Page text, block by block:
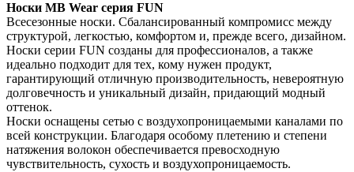
SMILE
синие
S/M
Носки MB Wear серия FUN
Всесезонные носки. Сбалансированный компромисс между
структурой, легкостью, комфортом и, прежде всего, дизайном.
Носки серии FUN созданы для профессионалов, а также
идеально подходит для тех, кому нужен продукт,
гарантирующий отличную производительность, невероятную
долговечность и уникальный дизайн, придающий модный
оттенок.
Носки оснащены сетью с воздухопроницаемыми каналами по
всей конструкции. Благодаря особому плетению и степени
натяжения волокон обеспечивается превосходную
чувствительность, сухость и воздухопроницаемость.